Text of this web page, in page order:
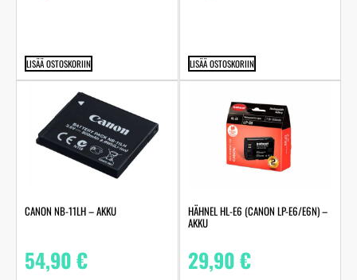
LISÄÄ OSTOSKORIIN LISÄÄ OSTOSKORIIN
CANON NB-11LH – AKKU
54,90€
HÄHNEL HL-E6 (CANON LP-E6/E6N) –
AKKU
29,90€